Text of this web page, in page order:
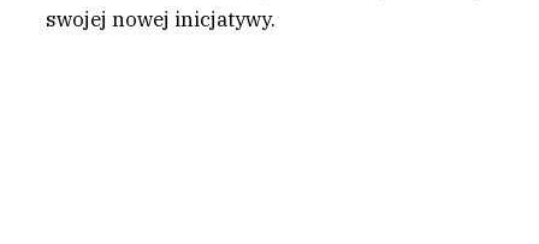
swojej nowej inicjatywy.